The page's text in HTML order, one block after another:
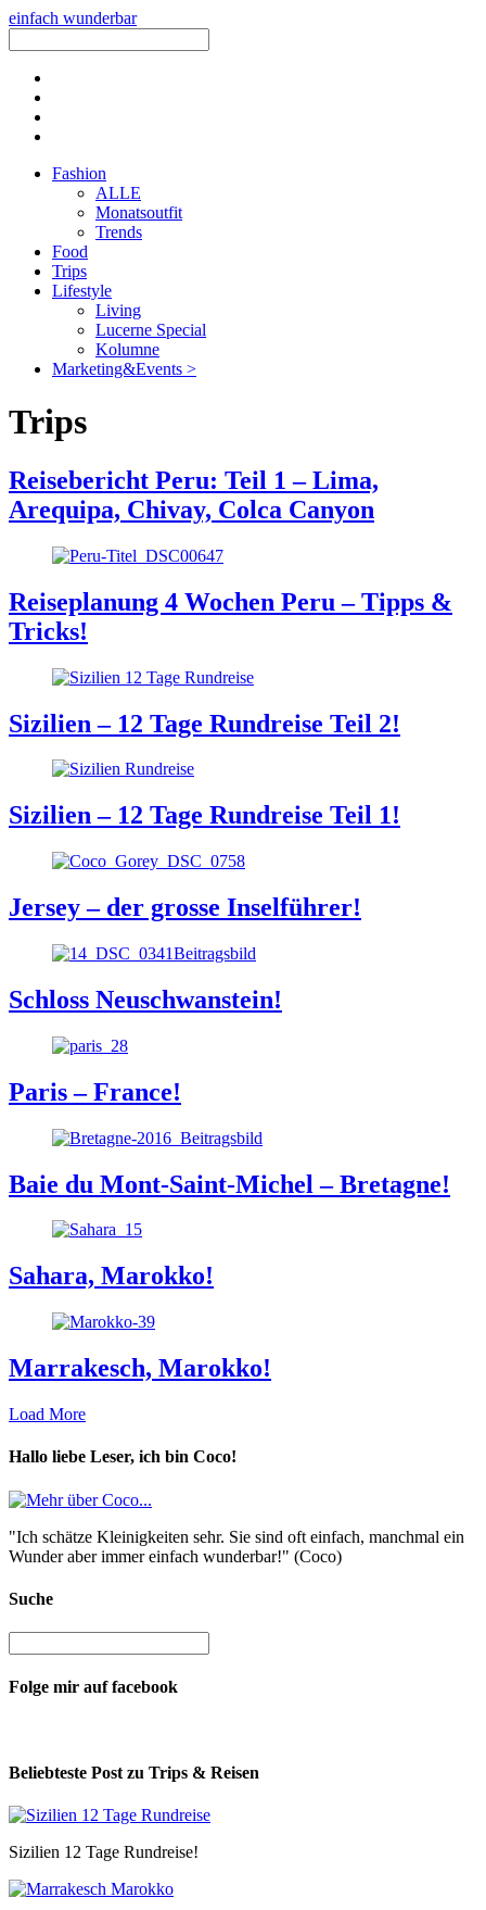
einfach wunderbar
Fashion
ALLE
Monatsoutfit
Trends
Food
Trips
Lifestyle
Living
Lucerne Special
Kolumne
Marketing&Events >
Trips
Reisebericht Peru: Teil 1 – Lima,
Arequipa, Chivay, Colca Canyon
Reiseplanung 4 Wochen Peru – Tipps &
Tricks!
Sizilien – 12 Tage Rundreise Teil 2!
Sizilien – 12 Tage Rundreise Teil 1!
Jersey – der grosse Inselführer!
Schloss Neuschwanstein!
Paris – France!
Baie du Mont-Saint-Michel – Bretagne!
Sahara, Marokko!
Marrakesch, Marokko!
Load More
Hallo liebe Leser, ich bin Coco!
"Ich schätze Kleinigkeiten sehr. Sie sind oft einfach, manchmal ein
Wunder aber immer einfach wunderbar!" (Coco)
Suche
Folge mir auf facebook
Beliebteste Post zu Trips & Reisen
Sizilien 12 Tage Rundreise!